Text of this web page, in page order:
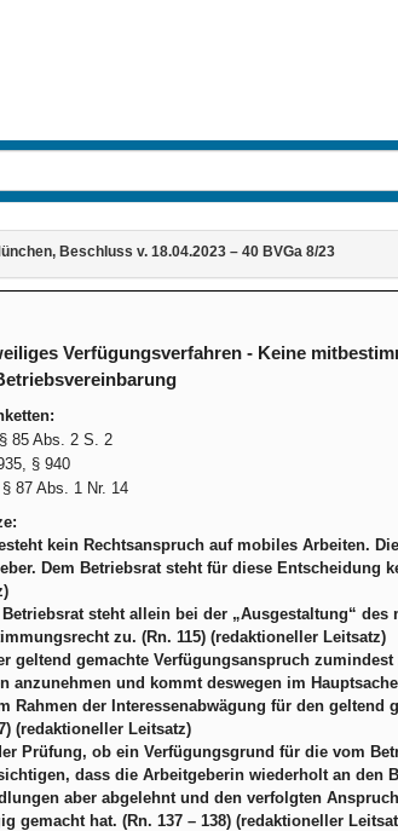
Beschluss v. 18.04.2023 – 40 BVGa 8/23
Verfügungsverfahren - Keine
85 Abs. 2 S. 2
§ 940
87 Abs. 1 Nr. 14
kein Rechtsanspruch auf mobiles Arbeiten.
Dem Betriebsrat steht für diese Entscheidung
Betriebsrat steht allein bei der „Ausgestaltung“
zu. (Rn. 115) (redaktioneller Leitsatz)
geltend gemachte Verfügungsanspruch
anzunehmen und kommt deswegen im
Rahmen der Interessenabwägung für den
(redaktioneller Leitsatz)
Prüfung, ob ein Verfügungsgrund für die vom
dass die Arbeitgeberin wiederholt an den
aber abgelehnt und den verfolgten
gemacht hat. (Rn. 137 – 138) (redaktioneller